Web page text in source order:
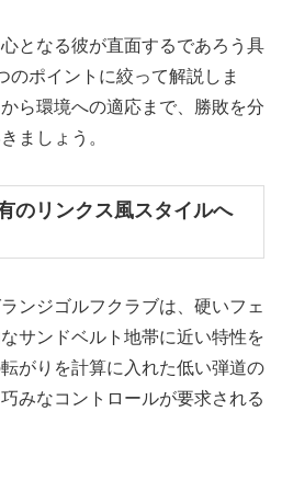
となる彼が直面するであろう具
のポイントに絞って解説しま
ら環境への適応まで、勝敗を分
ましょう。
のリンクス風スタイルへ
ンジゴルフクラブは、硬いフェ
サンドベルト地帯に近い特性を
がりを計算に入れた低い弾道の
みなコントロールが要求される